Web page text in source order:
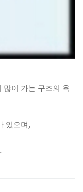
많이 가는 구조의 욕
있으며,